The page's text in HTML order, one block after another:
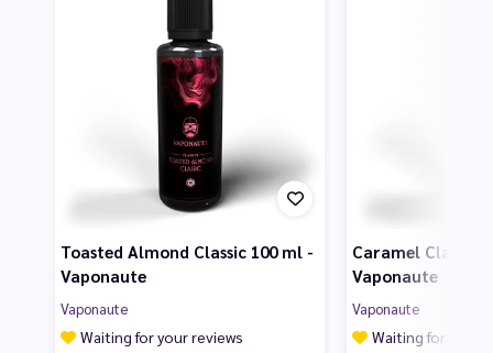
Toasted Almond Classic 100 ml -
Vaponaute
Vaponaute
Waiting for your reviews
Caramel Classic
Vaponaute
Vaponaute
Waiting for your